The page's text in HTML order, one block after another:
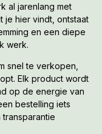
al jarenlang met
je hier vindt, ontstaat
en een diepe
werk.
snel te verkopen,
Elk product wordt
op de energie van
bestelling iets